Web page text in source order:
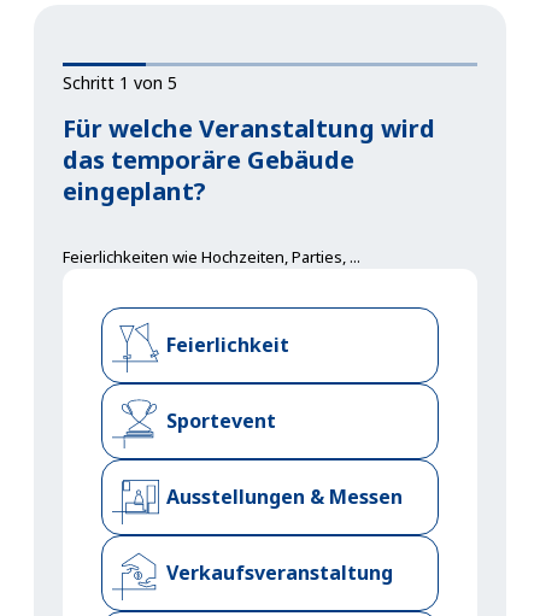
Schritt 1 von 5
Für welche Veranstaltung wird
das temporäre Gebäude
eingeplant?
Feierlichkeiten wie Hochzeiten, Parties, ...
Feierlichkeit
Sportevent
Ausstellungen & Messen
Verkaufsveranstaltung